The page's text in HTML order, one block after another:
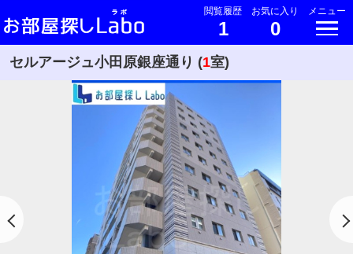
閲覧履歴
1
お気に入り
0
メニュー
セルアージュ小田原銀座通り (1室)